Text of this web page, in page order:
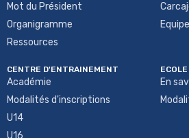
Mot du Président
Organigramme
Ressources
CENTRE D'ENTRAINEMENT
Académie
Modalités d'inscriptions
U14
En